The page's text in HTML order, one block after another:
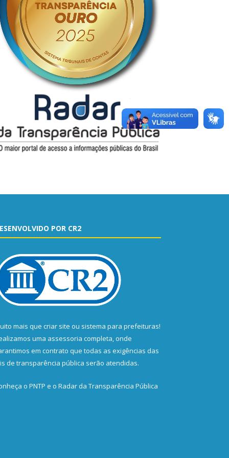
POR CR2
mais que criar site ou sistema para prefeituras!
uma assessoria completa, onde
em contrato que todas as exigências das
de transparência pública serão atendidas.
o PNTP e o Radar da Transparência Pública